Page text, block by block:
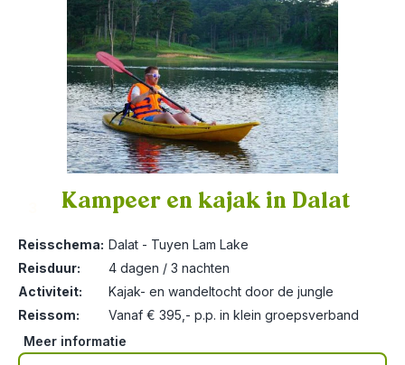
Kampeer en kajak in Dalat
Reisschema: Dalat - Tuyen Lam Lake
Reisduur:
4 dagen / 3 nachten
Activiteit:
Kajak- en wandeltocht door de jungle
Reissom:
Vanaf € 395,- p.p. in klein groepsverband
Meer informatie